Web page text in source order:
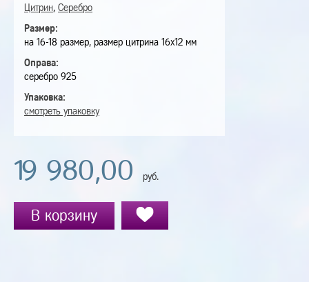
Цитрин, Серебро
Размер:
на 16-18 размер, размер цитрина 16х12 мм
Оправа:
серебро 925
Упаковка:
смотреть упаковку
19 980,00 руб.
В корзину